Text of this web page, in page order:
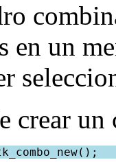
en un
crear